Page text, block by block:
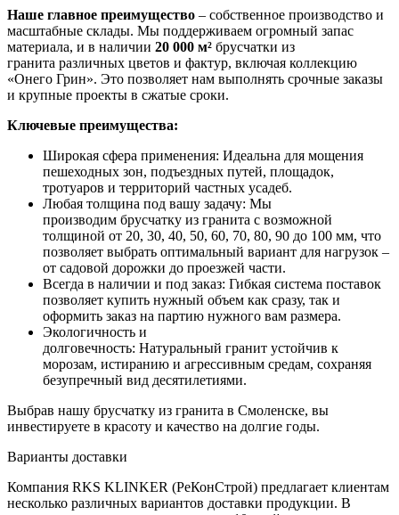
Наше главное преимущество – собственное производство и
масштабные склады. Мы поддерживаем огромный запас
материала, и в наличии 20 000 м² брусчатки из
гранита различных цветов и фактур, включая коллекцию
«Онего Грин». Это позволяет нам выполнять срочные заказы
и крупные проекты в сжатые сроки.
Ключевые преимущества:
Широкая сфера применения: Идеальна для мощения
пешеходных зон, подъездных путей, площадок,
тротуаров и территорий частных усадеб.
Любая толщина под вашу задачу: Мы
производим брусчатку из гранита с возможной
толщиной от 20, 30, 40, 50, 60, 70, 80, 90 до 100 мм, что
позволяет выбрать оптимальный вариант для нагрузок –
от садовой дорожки до проезжей части.
Всегда в наличии и под заказ: Гибкая система поставок
позволяет купить нужный объем как сразу, так и
оформить заказ на партию нужного вам размера.
Экологичность и
долговечность: Натуральный гранит устойчив к
морозам, истиранию и агрессивным средам, сохраняя
безупречный вид десятилетиями.
Выбрав нашу брусчатку из гранита в Смоленске, вы
инвестируете в красоту и качество на долгие годы.
Варианты доставки
Компания RKS KLINKER (РеКонСтрой) предлагает клиентам
несколько различных вариантов доставки продукции. В